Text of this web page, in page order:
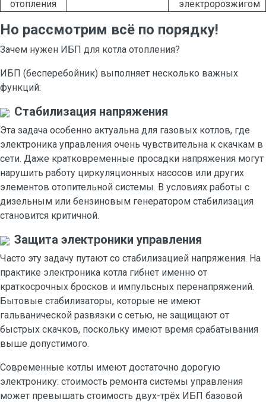
отопления
электророзжигом
Но рассмотрим всё по порядку!
Зачем нужен ИБП для котла отопления?
ИБП (бесперебойник) выполняет несколько важных
функций:
Стабилизация напряжения
Эта задача особенно актуальна для газовых котлов, где
электроника управления очень чувствительна к скачкам в
сети. Даже кратковременные просадки напряжения могут
нарушить работу циркуляционных насосов или других
элементов отопительной системы. В условиях работы с
дизельным или бензиновым генератором стабилизация
становится критичной.
Защита электроники управления
Часто эту задачу путают со стабилизацией напряжения. На
практике электроника котла гибнет именно от
краткосрочных бросков и импульсных перенапряжений.
Бытовые стабилизаторы, которые не имеют
гальванической развязки с сетью, не защищают от
быстрых скачков, поскольку имеют время срабатывания
выше допустимого.
Современные котлы имеют достаточно дорогую
электронику: стоимость ремонта системы управления
может превышать стоимость двух-трёх ИБП базовой